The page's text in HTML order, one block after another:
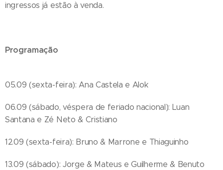
ingressos já estão à venda.
Programação
05.09 (sexta-feira): Ana Castela e Alok
06.09 (sábado, véspera de feriado nacional): Luan
Santana e Zé Neto & Cristiano
12.09 (sexta-feira): Bruno & Marrone e Thiaguinho
13.09 (sábado): Jorge & Mateus e Guilherme & Benuto